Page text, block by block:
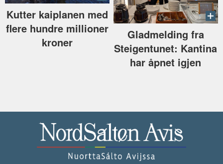
Kutter kaiplanen med
flere hundre millioner
kroner
Gladmelding fra
Steigentunet: Kantina
har åpnet igjen